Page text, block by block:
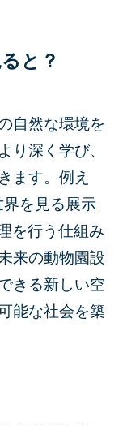
と？
自然な環境を
り深く学び、
ます。例え
を見る展示
を行う仕組み
来の動物園設
きる新しい空
能な社会を築